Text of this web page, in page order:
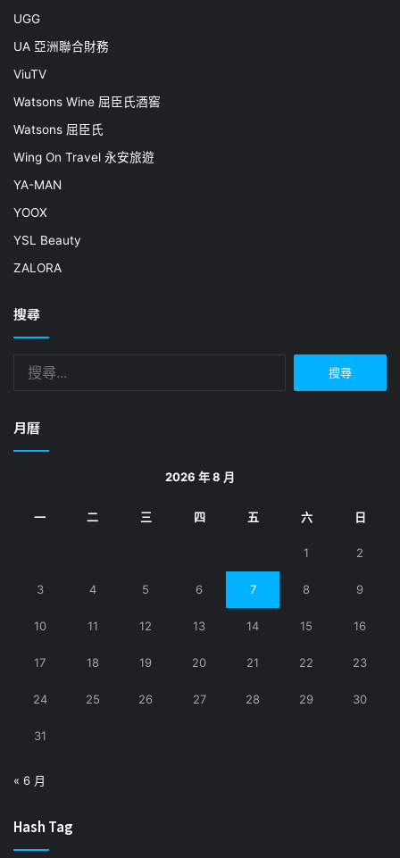
UGG
UA 亞洲聯合財務
ViuTV
Watsons Wine 屈臣氏酒窖
Watsons 屈臣氏
Wing On Travel 永安旅遊
YA-MAN
YOOX
YSL Beauty
ZALORA
搜尋
月曆
2026 年 8 月
一 二 三 四 五 六 日
1 2
3 4 5 6 7 8 9
10 11 12 13 14 15 16
17 18 19 20 21 22 23
24 25 26 27 28 29 30
31
« 6 月
Hash Tag